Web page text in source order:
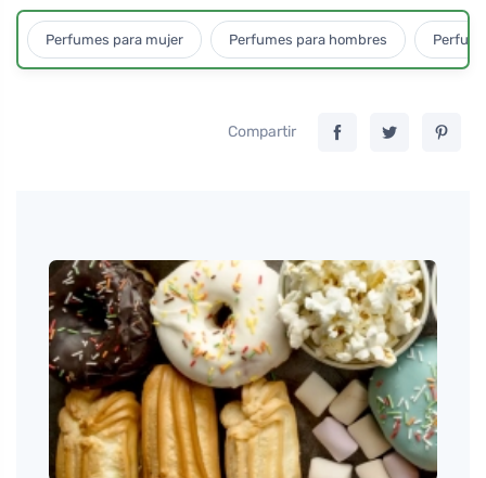
Perfumes para mujer Perfumes para hombres
Compartir